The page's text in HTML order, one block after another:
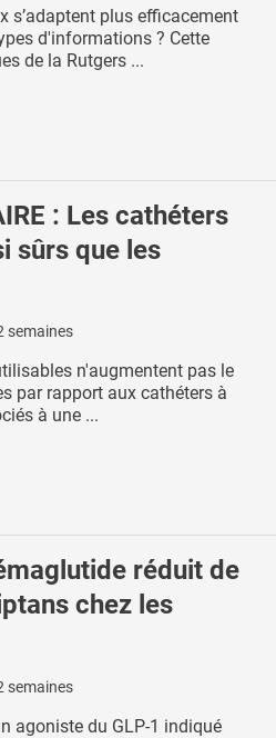
s’adaptent plus efficacement
d'informations ? Cette
de la Rutgers ...
: Les cathéters
sûrs que les
semaines
n'augmentent pas le
par rapport aux cathéters à
à une ...
réduit de
chez les
semaines
agoniste du GLP-1 indiqué